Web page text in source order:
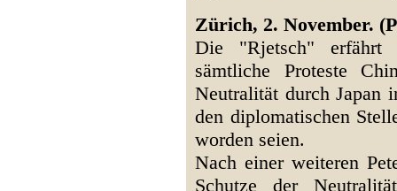
Zürich, 2. November.
Die "Rjetsch" erfährt
sämtliche Proteste
Neutralität durch Japan
den diplomatischen
worden seien.
Nach einer weiteren
Schutze der